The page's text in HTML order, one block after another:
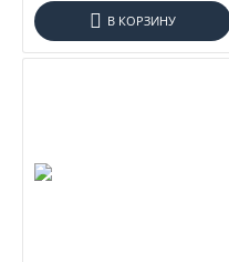
22,5*14,8
23*150
Satin
Мрамор
В КОРЗИНУ